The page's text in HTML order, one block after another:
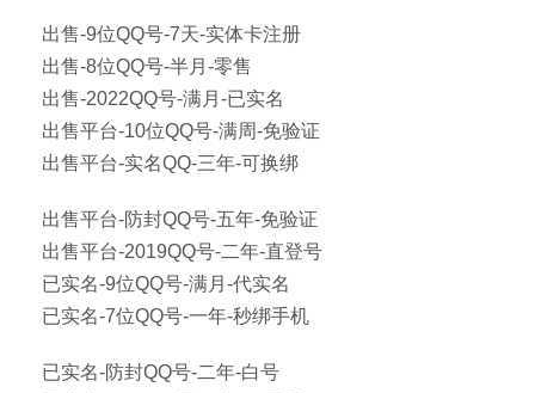
出售-9位QQ号-7天-实体卡注册
出售-8位QQ号-半月-零售
出售-2022QQ号-满月-已实名
出售平台-10位QQ号-满周-免验证
出售平台-实名QQ-三年-可换绑
出售平台-防封QQ号-五年-免验证
出售平台-2019QQ号-二年-直登号
已实名-9位QQ号-满月-代实名
已实名-7位QQ号-一年-秒绑手机
已实名-防封QQ号-二年-白号